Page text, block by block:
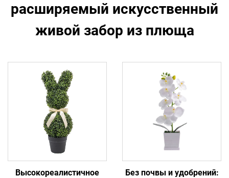
расширяемый искусственный
живой забор из плюща
Высокореалистичное
Без почвы и удобрений: